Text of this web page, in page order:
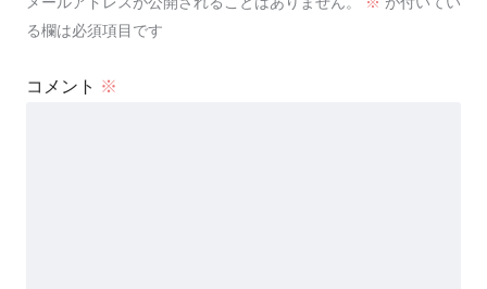
る欄は必須項目です
コメント ※